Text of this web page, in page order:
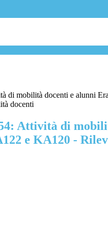
di mobilità docenti e alunni
docenti
Attività di
e KA120 -